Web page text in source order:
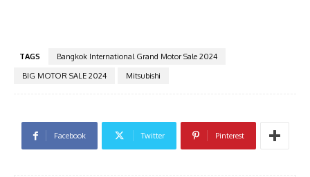
TAGS
Bangkok International Grand Motor Sale 2024
BIG MOTOR SALE 2024
Mitsubishi
Facebook Twitter Pinterest